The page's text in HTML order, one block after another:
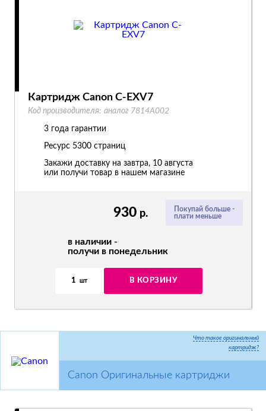
Покупай больше -
плати меньше
930 р.
в наличии -
получи в понедельник
1 шт В КОРЗИНУ
Картридж Canon C-EXV7
Код производителя: аналог 7814A002
3 года гарантии
Ресурс 5300 страниц
Закажи доставку на завтра, 10 августа
или получи товар в нашем магазине
Что такое оригинальный
картридж?
Canon Оригинальные картриджи